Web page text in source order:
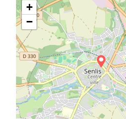
+
−